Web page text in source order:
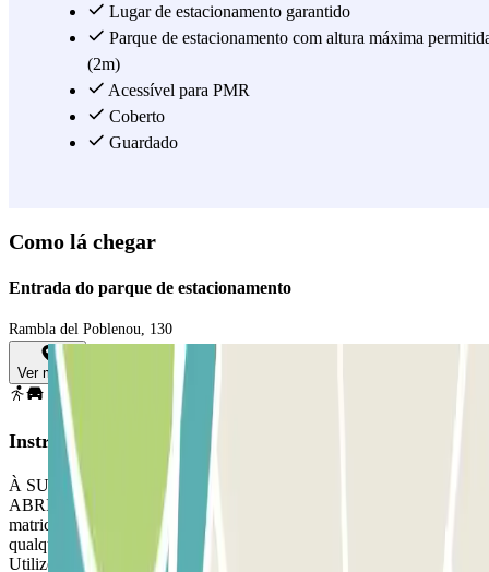
Lugar de estacionamento garantido
Parque de estacionamento com altura máxima
(2m)
Acessível para PMR
Coberto
Guardado
Como lá chegar
Entrada do parque de estacionamento
Rambla del Poblenou, 130
Ver mapa
Instruções
À SUA CHEGADA: Aceda ao parque de estacionamento. PARA
ABRIR A BARREIRA: Pare em frente à barreira. O leitor de
matriculas fará o reconhecimento da sua viatura. Estacione em
qualquer lugar livre. SE A BARREIRA NÃO FOR ABERTA:
Utilize o intercomunicador para validar a sua reserva. PARA SAIR: